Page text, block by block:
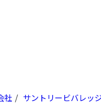
社
サントリービバレッ